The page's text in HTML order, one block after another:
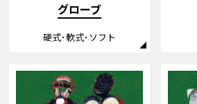
グローブ
硬式･軟式･ソフト